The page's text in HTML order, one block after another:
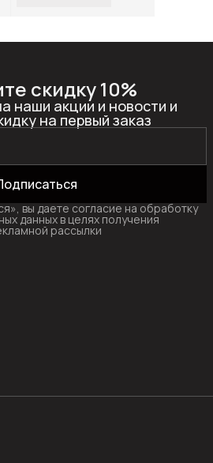
скидку 10%
наши акции и новости и
на первый заказ
вы даете согласие на обработку
данных в целях получения
рассылки